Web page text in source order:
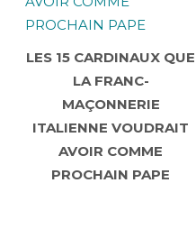
LES 15 CARDINAUX QUE
LA FRANC-
MAÇONNERIE
ITALIENNE VOUDRAIT
AVOIR COMME
PROCHAIN PAPE